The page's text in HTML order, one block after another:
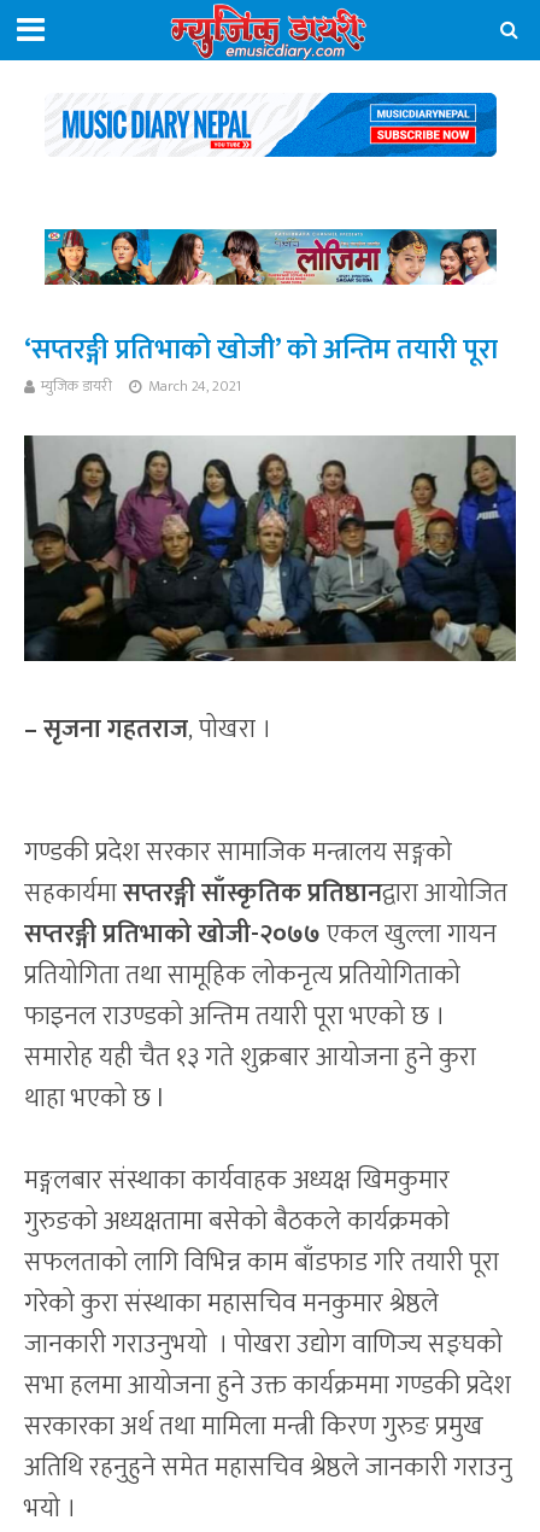
‘सप्तरङ्गी प्रतिभाको खोजी’ को‌ अन्तिम तयारी पूरा
म्युजिक डायरी March 24, 2021
–सृजना गहतराज, पोखरा ।
गण्डकी प्रदेश सरकार सामाजिक मन्त्रालय सङ्गको
सहकार्यमासप्तरङ्गी साँस्कृतिक प्रतिष्ठानद्वारा आयोजित
सप्तरङ्गी प्रतिभाको खोजी-२०७७एकल खुल्ला गायन‌
प्रतियोगिता तथा सामूहिक लोकनृत्य प्रतियोगिताको
फाइनल राउण्डको अन्तिम तयारी पूरा भएको छ ।
समारोह यही चैत १३ गते शुक्रबार आयोजना हुने कुरा
थाहा भएको छ l
मङ्गलबार संस्थाका कार्यवाहक अध्यक्ष खिमकुमार
गुरुङको अध्यक्षतामा बसेको बैठकले कार्यक्रमको
सफलताको लागि विभिन्न काम बाँडफाड गरि तयारी पूरा
गरेको‌ कुरा संस्थाका महासचिव मनकुमार श्रेष्ठले
जानकारी गराउनुभयो ‌ । पोखरा उद्योग वाणिज्य सङ्घको‌
सभा हलमा आयोजना हुने उक्त कार्यक्रममा गण्डकी प्रदेश
सरकारका अर्थ तथा मामिला मन्त्री किरण गुरुङ प्रमुख
अतिथि रहनुहुने समेत महासचिव श्रेष्ठले जानकारी गराउनु
भयो ।